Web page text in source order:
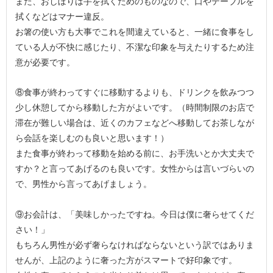
拭くなどはマナー違反。
お箸の使い方も大事でこれを間違えていると、一緒に食事をし
ている人が不快に感じたり、不潔な印象を与えたりするため注
意が必要です。
⑧食事が終わってすぐに移動するよりも、ドリンクを飲みつつ
少し休憩してから移動した方がよいです。（時間制限のお店で
滞在が難しい場合は、近くのカフェなどへ移動してお茶しなが
ら会話を楽しむのも良いと思います！）
また食事が終わって移動を始める前に、お手洗いとか大丈夫で
すか？と言ってあげるのも良いです。女性からは言いづらいの
で、男性から言ってあげましょう。
⑨お会計は、「美味しかったですね。今日は僕に奢らせてくだ
さい！」
もちろん男性が必ず奢らなければならないという訳ではありま
せんが、上記のように奢った方がスマートで好印象です。